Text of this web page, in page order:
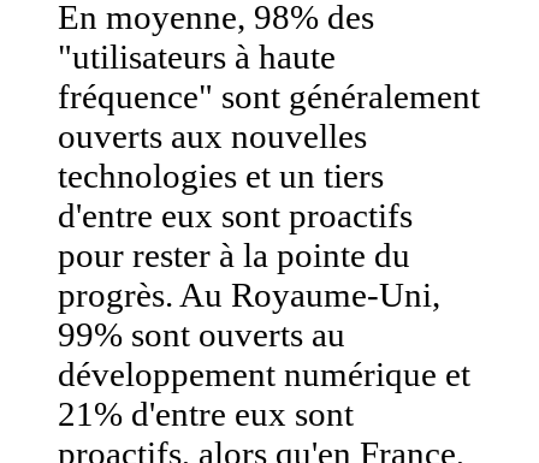
En moyenne, 98% des
"utilisateurs à haute
fréquence" sont généralement
ouverts aux nouvelles
technologies et un tiers
d'entre eux sont proactifs
pour rester à la pointe du
progrès. Au Royaume-Uni,
99% sont ouverts au
développement numérique et
21% d'entre eux sont
proactifs, alors qu'en France,